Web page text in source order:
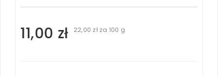
11,00 zł 22,00 złza 100 g